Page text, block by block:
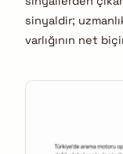
sinyaldir;
varlığının net